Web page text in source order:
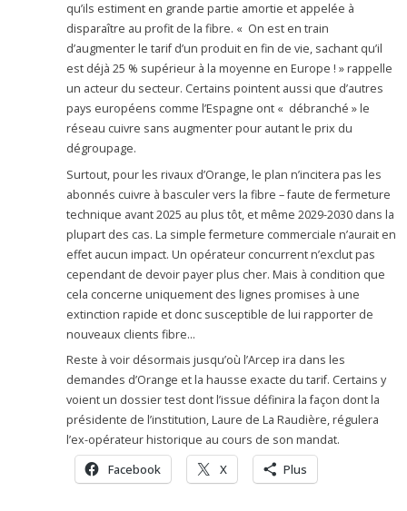
qu’ils estiment en grande partie amortie et appelée à
disparaître au profit de la fibre. « On est en train
d’augmenter le tarif d’un produit en fin de vie, sachant qu’il
est déjà 25 % supérieur à la moyenne en Europe ! » rappelle
un acteur du secteur. Certains pointent aussi que d’autres
pays européens comme l’Espagne ont « débranché » le
réseau cuivre sans augmenter pour autant le prix du
dégroupage.
Surtout, pour les rivaux d’Orange, le plan n’incitera pas les
abonnés cuivre à basculer vers la fibre – faute de fermeture
technique avant 2025 au plus tôt, et même 2029-2030 dans la
plupart des cas. La simple fermeture commerciale n’aurait en
effet aucun impact. Un opérateur concurrent n’exclut pas
cependant de devoir payer plus cher. Mais à condition que
cela concerne uniquement des lignes promises à une
extinction rapide et donc susceptible de lui rapporter de
nouveaux clients fibre…
Reste à voir désormais jusqu’où l’Arcep ira dans les
demandes d’Orange et la hausse exacte du tarif. Certains y
voient un dossier test dont l’issue définira la façon dont la
présidente de l’institution, Laure de La Raudière, régulera
l’ex-opérateur historique au cours de son mandat.
Facebook X Plus